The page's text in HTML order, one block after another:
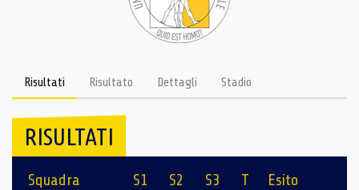
Risultati Risultato Dettagli Stadio
RISULTATI
Squadra S1 S2 S3 T Esito